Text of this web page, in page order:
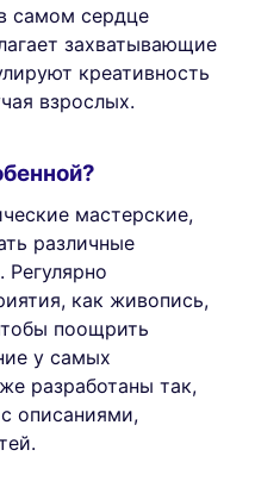
самом сердце
захватывающие
креативность
взрослых.
мастерские,
различные
Регулярно
как живопись,
поощрить
у самых
разработаны так,
описаниями,